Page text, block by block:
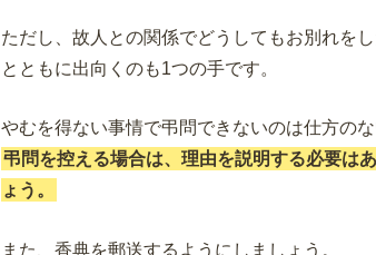
ただし、故人との関係でどうしてもお別れを
とともに出向くのも1つの手です。
やむを得ない事情で弔問できないのは仕方のな
弔問を控える場合は、理由を説明する必要は
ょう。
また、香典を郵送するようにしましょう。